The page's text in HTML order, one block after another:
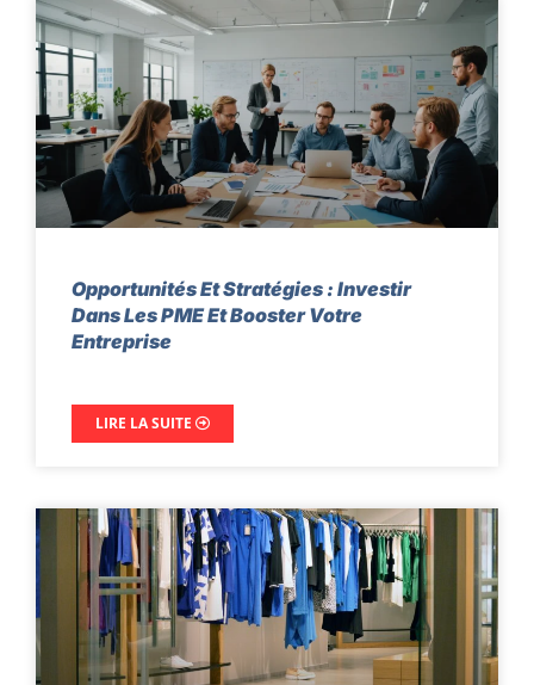
Opportunités Et Stratégies : Investir
Dans Les PME Et Booster Votre
Entreprise
LIRE LA SUITE